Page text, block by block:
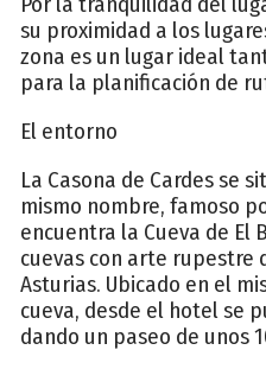
su proximidad a los
zona es un lugar ideal
para la planificación de
El entorno
La Casona de Cardes se
mismo nombre, famoso
encuentra la Cueva de El
cuevas con arte rupestre
Asturias. Ubicado en el
cueva, desde el hotel se
dando un paseo de unos